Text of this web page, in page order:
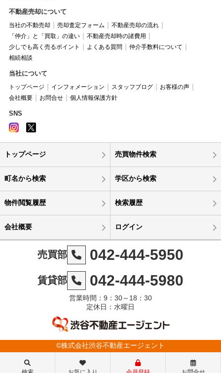
不動産売却について
当社の不動売却 売却査定フォーム
不動産売却の流れ
「仲介」と「買取」の違い
不動産売却時の諸費用
少しでも高く売るポイント
よくある質問
仲介手数料について
相続相談
当社について
トップページ インフォメーション スタッフブログ
お客様の声
会社概要
お問合せ 個人情報保護方針
SNS
トップページ 売買物件検索
町名から検索 学区から検索
物件閲覧履歴 検索履歴
会社概要 ログイン
売買部 042-444-5950
賃貸部 042-444-5980
営業時間：9：30～18：30
定休日：水曜日
©株式会社渋谷不動産エージェント